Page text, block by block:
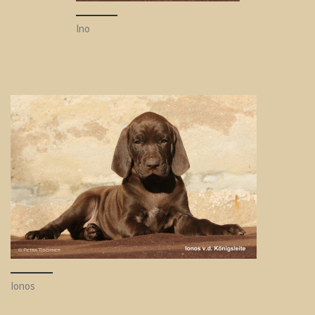
Ino
Ionos